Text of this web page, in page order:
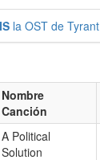
la OST de Tyrant
Nombre
Canción
A Political
Solution